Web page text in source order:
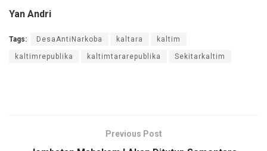
Yan Andri
Tags: DesaAntiNarkoba kaltara kaltim
kaltimrepublika kaltimtararepublika Sekitarkaltim
Previous Post